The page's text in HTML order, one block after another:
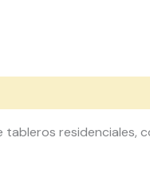
residenciales,